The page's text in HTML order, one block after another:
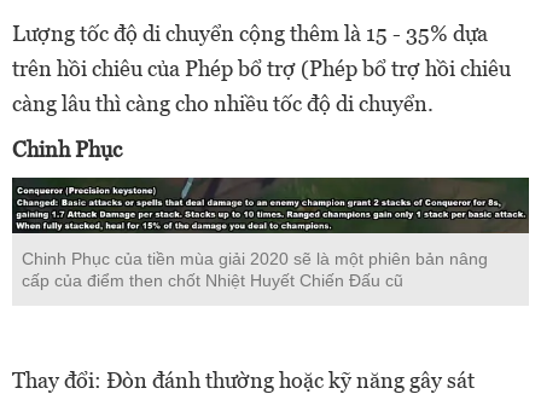
Lượng tốc độ di chuyển cộng thêm là 15 - 35% dựa
trên hồi chiêu của Phép bổ trợ (Phép bổ trợ hồi chiêu
càng lâu thì càng cho nhiều tốc độ di chuyển.
Chinh Phục
Chinh Phục của tiền mùa giải 2020 sẽ là một phiên bản nâng
cấp của điểm then chốt Nhiệt Huyết Chiến Đấu cũ
Thay đổi: Đòn đánh thường hoặc kỹ năng gây sát